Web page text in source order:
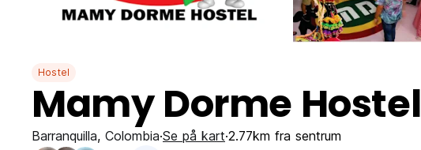
Hostel
Mamy Dorme Hostel
Barranquilla, Colombia Se på kart 2.77km fra sentrum